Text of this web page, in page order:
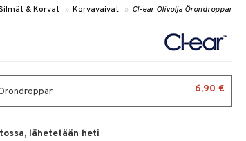
& Korvat » Korvavaivat » Cl-ear Olivolja Örondroppar
6,90 €
lähetetään heti